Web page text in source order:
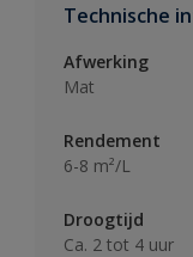
Technische
Afwerking
Mat
Rendement
6-8 m²/L
Droogtijd
Ca. 2 tot 4 uur